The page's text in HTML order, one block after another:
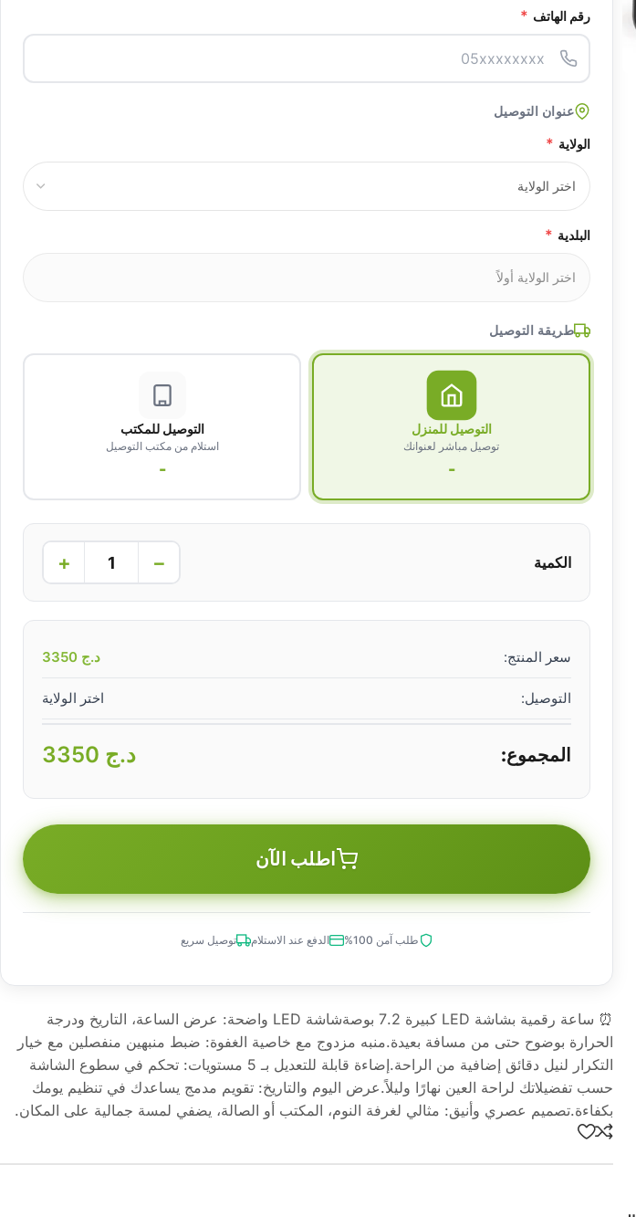
رقم الهاتف *
عنوان التوصيل
الولاية *
البلدية *
طريقة التوصيل
التوصيل للمنزل
توصيل مباشر لعنوانك
-
التوصيل للمكتب
استلام من مكتب التوصيل
-
الكمية −
+
سعر المنتج: د.ج
التوصيل: اختر الولاية
المجموع: د.ج
اطلب الآن
طلب آمن 100% الدفع عند الاستلام توصيل سريع
⏰ ساعة رقمية بشاشة LED كبيرة 7.2 بوصةشاشة LED واضحة: عرض الساعة، التاريخ ودرجة
الحرارة بوضوح حتى من مسافة بعيدة.منبه مزدوج مع خاصية الغفوة: ضبط منبهين منفصلين مع خيار
التكرار لنيل دقائق إضافية من الراحة.إضاءة قابلة للتعديل بـ 5 مستويات: تحكم في سطوع الشاشة
حسب تفضيلاتك لراحة العين نهارًا وليلاً.عرض اليوم والتاريخ: تقويم مدمج يساعدك في تنظيم يومك
بكفاءة.تصميم عصري وأنيق: مثالي لغرفة النوم، المكتب أو الصالة، يضفي لمسة جمالية على المكان.